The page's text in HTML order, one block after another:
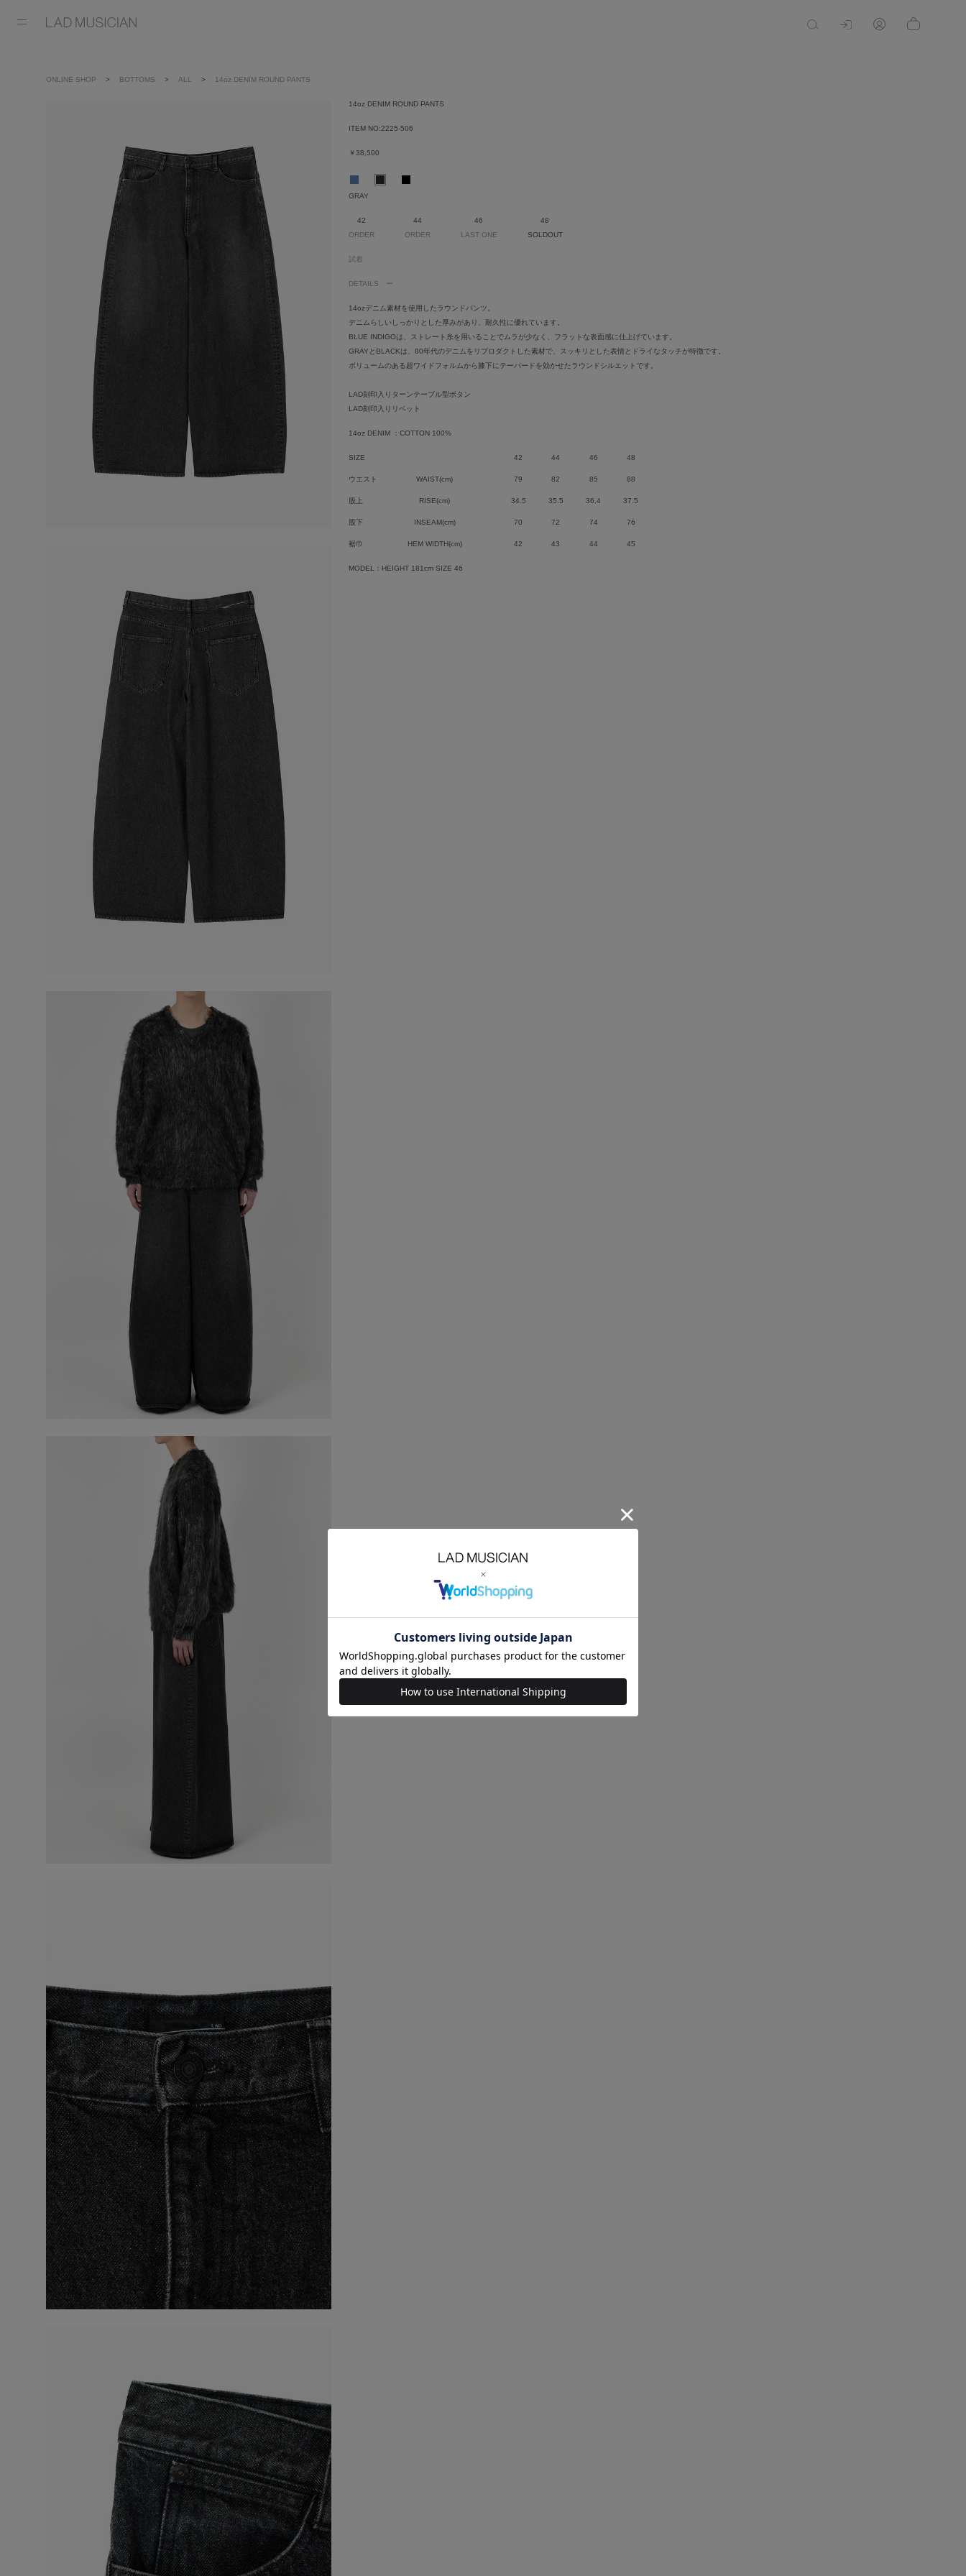
ONLINE SHOP BOTTOMS ALL 14oz DENIM ROUND PANTS
14oz DENIM ROUND PANTS
ITEM NO:2225-506
￥38,500
GRAY
42
ORDER
44
ORDER
46
LAST ONE
48
SOLDOUT
試着
DETAILS
14ozデニム素材を使用したラウンドパンツ。
デニムらしいしっかりとした厚みがあり、耐久性に優れています。
BLUE INDIGOは、ストレート糸を用いることでムラが少なく、フラットな表面感に仕上げています。
GRAYとBLACKは、80年代のデニムをリプロダクトした素材で、スッキリとした表情とドライなタッチが特徴です。
ボリュームのある超ワイドフォルムから膝下にテーパードを効かせたラウンドシルエットです。
LAD刻印入りターンテーブル型ボタン
LAD刻印入りリベット
14oz DENIM ：COTTON 100%
SIZE 42 44 46 48
ウエスト WAIST(cm) 79 82 85 88
股上 RISE(cm) 34.5 35.5 36.4 37.5
股下 INSEAM(cm) 70 72 74 76
裾巾 HEM WIDTH(cm) 42 43 44 45
MODEL：HEIGHT 181cm SIZE 46